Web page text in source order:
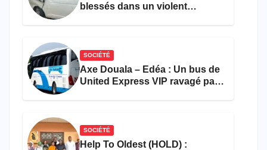
blessés dans un violent
SOCIÉTÉ
Axe Douala – Edéa : Un bus de
United Express VIP ravagé par
SOCIÉTÉ
Help To Oldest (HOLD) :